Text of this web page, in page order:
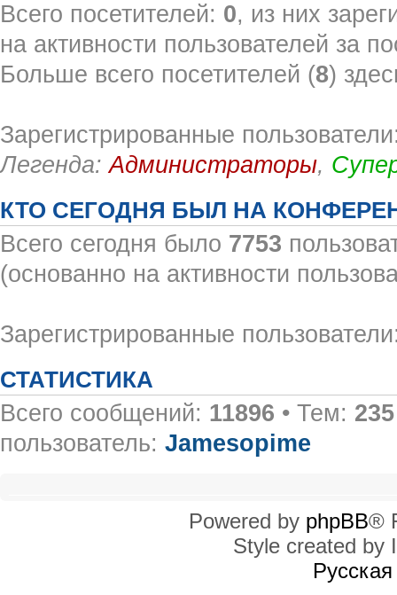
Всего посетителей: 0, из них
на активности пользователей за
Больше всего посетителей (8)
Зарегистрированные
Легенда:Администраторы,
КТО СЕГОДНЯ БЫЛ НА
Всего сегодня было 7753
(основанно на активности
Зарегистрированные
СТАТИСТИКА
Всего сообщений: 11896 • Тем: 235
пользователь: Jamesopime
Powered by phpBB®
Style created by